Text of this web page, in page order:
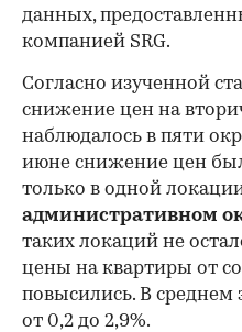
данных,
компанией SRG.
Согласно изученной
снижение цен на
наблюдалось в пяти
июне снижение цен
только в одной
административном
таких локаций не
цены на квартиры от
повысились. В среднем
от 0,2 до 2,9%.